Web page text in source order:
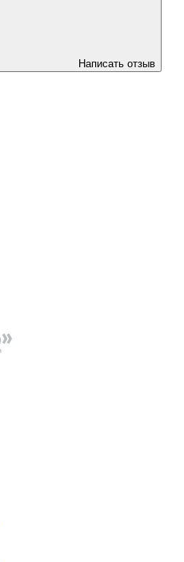
Написать отзыв